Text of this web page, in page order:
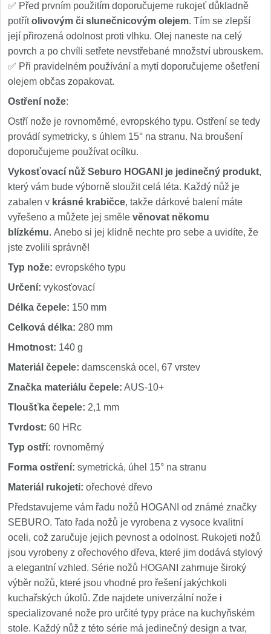
✅ Před prvním použitím doporučujeme rukojeť důkladně
potřítolivovým či slunečnicovým olejem. Tím se zlepší
její přirozená odolnost proti vlhku. Olej naneste na celý
povrch a po chvíli setřete nevstřebané množství ubrouskem.
✅ Při pravidelném používání a mytí doporučujeme ošetření
olejem občas zopakovat.
Ostření nože:
Ostří nože je rovnoměrné, evropského typu. Ostření se tedy
provádí symetricky, s úhlem 15° na stranu. Na broušení
doporučujeme používat ocílku.
Vykosťovací nůž Seburo HOGANI je jedinečný produkt,
který vám bude výborně sloužit celá léta. Každý nůž je
zabalen v krásné krabičce, takže dárkové balení máte
vyřešeno a můžete jej směle věnovat někomu
blízkému. Anebo si jej klidně nechte pro sebe a uvidíte, že
jste zvolili správně!
Typ nože: evropského typu
Určení: vykosťovací
Délka čepele: 150 mm
Celková délka: 280 mm
Hmotnost: 140 g
Materiál čepele: damscenská ocel, 67 vrstev
Značka materiálu čepele: AUS-10+
Tloušťka čepele: 2,1 mm
Tvrdost: 60 HRc
Typ ostří: rovnoměrný
Forma ostření: symetrická, úhel 15° na stranu
Materiál rukojeti: ořechové dřevo
Představujeme vám řadu nožů HOGANI od známé značky
SEBURO. Tato řada nožů je vyrobena z vysoce kvalitní
oceli, což zaručuje jejich pevnost a odolnost. Rukojeti nožů
jsou vyrobeny z ořechového dřeva, které jim dodává stylový
a elegantní vzhled. Série nožů HOGANI zahrnuje široký
výběr nožů, které jsou vhodné pro řešení jakýchkoli
kuchařských úkolů. Zde najdete univerzální nože i
specializované nože pro určité typy práce na kuchyňském
stole. Každý nůž z této série má jedinečný design a tvar,